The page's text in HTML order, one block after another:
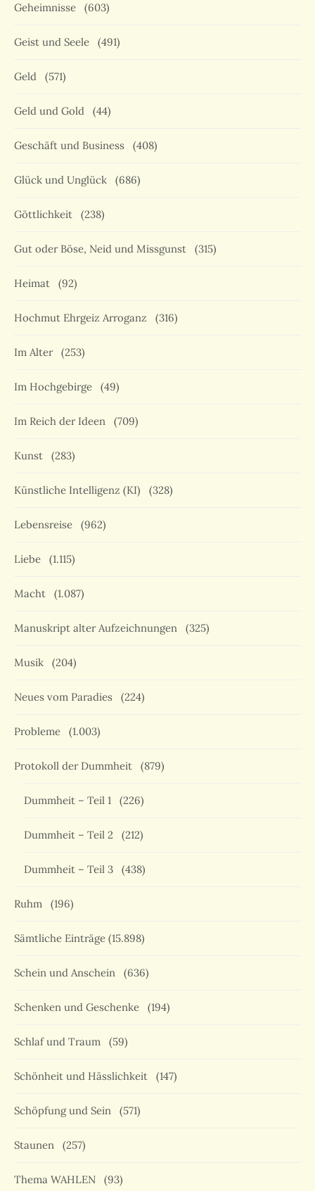
Geheimnisse (603)
Geist und Seele (491)
Geld (571)
Geld und Gold (44)
Geschäft und Business (408)
Glück und Unglück (686)
Göttlichkeit (238)
Gut oder Böse, Neid und Missgunst (315)
Heimat (92)
Hochmut Ehrgeiz Arroganz (316)
Im Alter (253)
Im Hochgebirge (49)
Im Reich der Ideen (709)
Kunst (283)
Künstliche Intelligenz (KI) (328)
Lebensreise (962)
Liebe (1.115)
Macht (1.087)
Manuskript alter Aufzeichnungen (325)
Musik (204)
Neues vom Paradies (224)
Probleme (1.003)
Protokoll der Dummheit (879)
Dummheit – Teil 1 (226)
Dummheit – Teil 2 (212)
Dummheit – Teil 3 (438)
Ruhm (196)
Sämtliche Einträge (15.898)
Schein und Anschein (636)
Schenken und Geschenke (194)
Schlaf und Traum (59)
Schönheit und Hässlichkeit (147)
Schöpfung und Sein (571)
Staunen (257)
Thema WAHLEN (93)